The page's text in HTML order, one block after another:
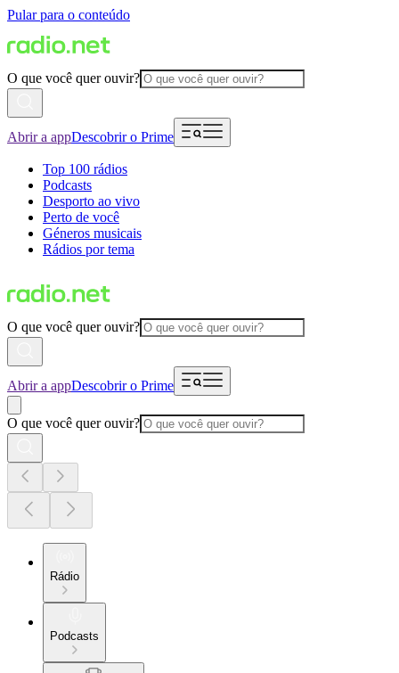
Pular para o conteúdo
O que você quer ouvir?
Abrir a appDescobrir o Prime
Top 100 rádios
Podcasts
Desporto ao vivo
Perto de você
Géneros musicais
Rádios por tema
O que você quer ouvir?
Abrir a appDescobrir o Prime
O que você quer ouvir?
Rádio
Podcasts